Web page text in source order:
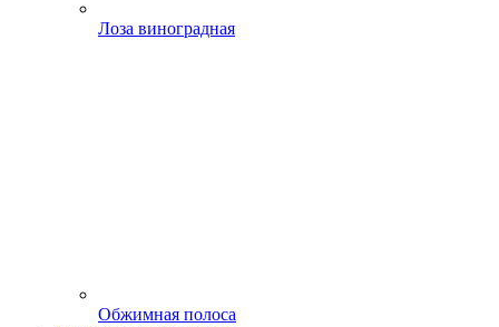
Лоза виноградная
Обжимная полоса